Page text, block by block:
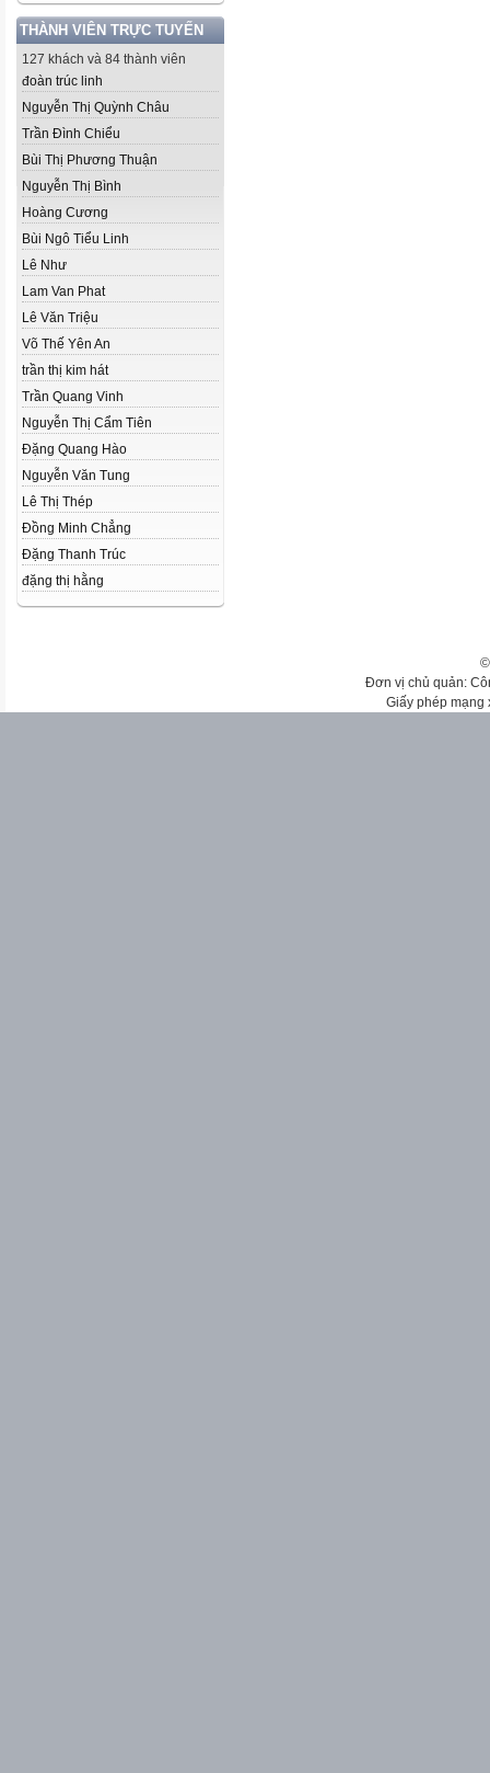
THÀNH VIÊN TRỰC TUYẾN
127 khách và 84 thành viên
đoàn trúc linh
Nguyễn Thị Quỳnh Châu
Trần Đình Chiểu
Bùi Thị Phương Thuận
Nguyễn Thị Bình
Hoàng Cương
Bùi Ngô Tiểu Linh
Lê Như
Lam Van Phat
Lê Văn Triệu
Võ Thế Yên An
trần thị kim hát
Trần Quang Vinh
Nguyễn Thị Cẩm Tiên
Đặng Quang Hào
Nguyễn Văn Tung
Lê Thị Thép
Đồng Minh Chẳng
Đặng Thanh Trúc
đặng thị hằng
Đơn vị chủ quản:
Giấy phép mạng